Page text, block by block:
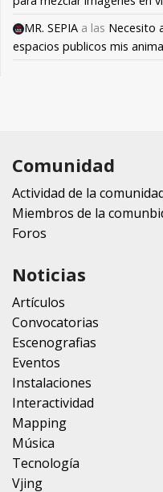
MR. SEPIA a las Necesito
espacios publicos mis
Comunidad
Actividad de la
Miembros de la
Foros
Noticias
Artículos
Convocatorias
Escenografias
Eventos
Instalaciones
Interactividad
Mapping
Música
Tecnología
Vjing